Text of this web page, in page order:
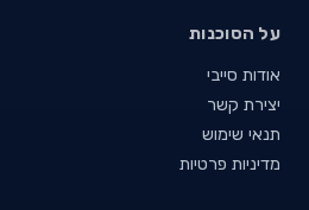
על הסוכנות
אודות סייבי
יצירת קשר
תנאי שימוש
מדיניות פרטיות